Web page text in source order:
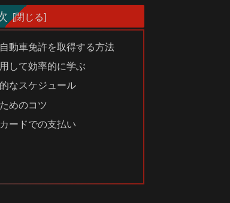
動車免許を取得する方法
して効率的に学ぶ
なスケジュール
めのコツ
ードでの支払い